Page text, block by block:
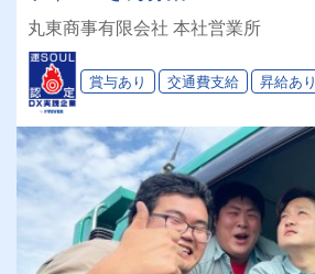
丸東商事有限会社 本社営業所
賞与あり 交通費支給 昇給あり